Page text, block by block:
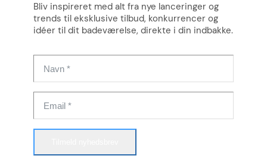
Bliv inspireret med alt fra nye lanceringer og
trends til eksklusive tilbud, konkurrencer og
idéer til dit badeværelse, direkte i din indbakke.